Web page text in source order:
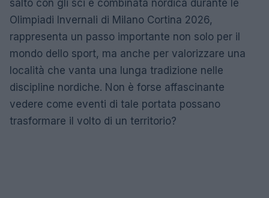
salto con gli sci e combinata nordica durante le
Olimpiadi Invernali di Milano Cortina 2026,
rappresenta un passo importante non solo per il
mondo dello sport, ma anche per valorizzare una
località che vanta una lunga tradizione nelle
discipline nordiche. Non è forse affascinante
vedere come eventi di tale portata possano
trasformare il volto di un territorio?